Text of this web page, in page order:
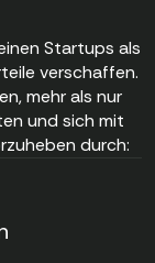
Startups als
verschaffen.
mehr als nur
und sich mit
durch: